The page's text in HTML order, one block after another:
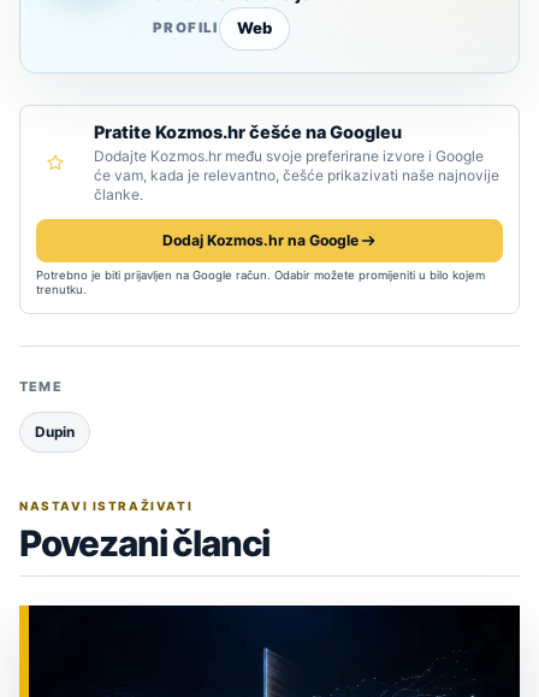
PROFILI Web
Pratite Kozmos.hr češće na Googleu
Dodajte Kozmos.hr među svoje preferirane izvore i Google
će vam, kada je relevantno, češće prikazivati naše najnovije
članke.
Dodaj Kozmos.hr na Google
Potrebno je biti prijavljen na Google račun. Odabir možete promijeniti u bilo kojem
trenutku.
TEME
Dupin
NASTAVI ISTRAŽIVATI
Povezani članci